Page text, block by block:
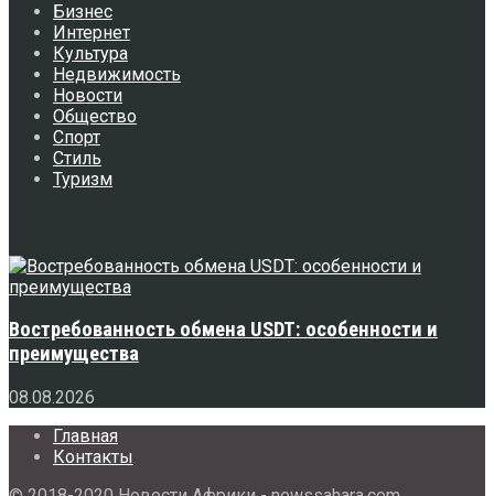
Бизнес
Интернет
Культура
Недвижимость
Новости
Общество
Спорт
Стиль
Туризм
Востребованность обмена USDT: особенности и
преимущества
08.08.2026
Главная
Контакты